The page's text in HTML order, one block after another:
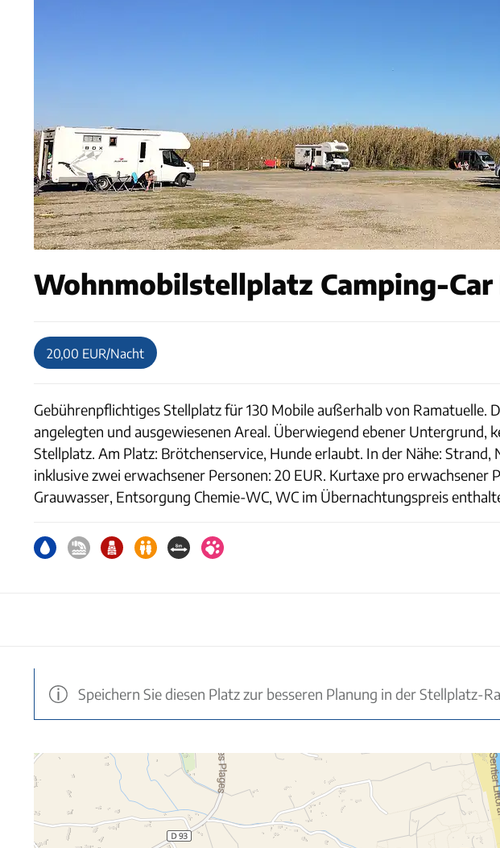
Wohnmobilstellplatz Camping-Car
20,00 EUR/Nacht
Gebührenpflichtiges Stellplatz für 130 Mobile außerhalb von Ramatuelle.
angelegten und ausgewiesenen Areal. Überwiegend ebener Untergrund,
Stellplatz. Am Platz: Brötchenservice, Hunde erlaubt. In der Nähe:
inklusive zwei erwachsener Personen: 20 EUR. Kurtaxe pro
Grauwasser, Entsorgung Chemie-WC, WC im Übernachtungspreis
Speichern Sie diesen Platz zur besseren Planung in der Stellplatz-